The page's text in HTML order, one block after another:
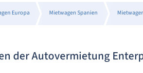
Europa Mietwagen Spanien
der Autovermietung